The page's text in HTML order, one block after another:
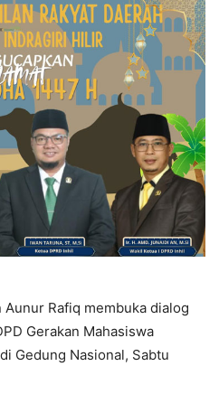
Aunur Rafiq membuka dialog
Gerakan Mahasiswa
Gedung Nasional, Sabtu